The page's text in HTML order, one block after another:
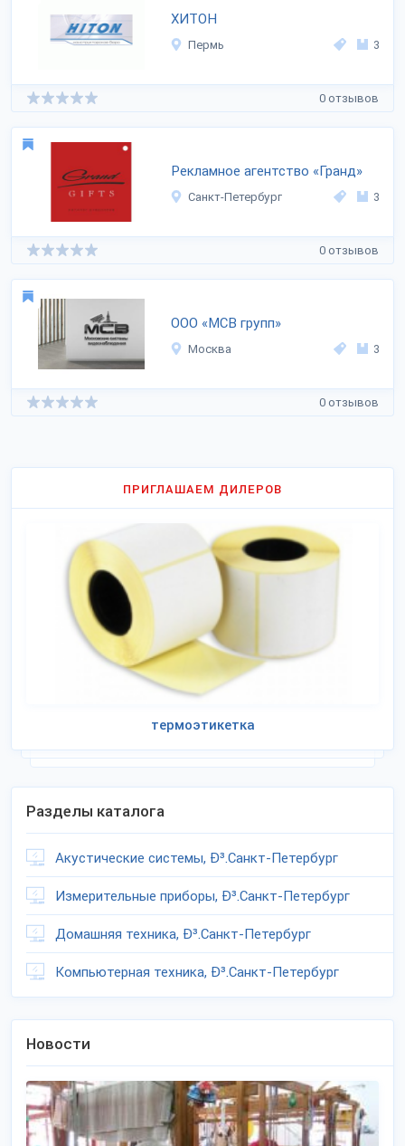
ХИТОН
Пермь 3
0 отзывов
Рекламное агентство «Гранд»
Санкт-Петербург 3
0 отзывов
ООО «МСВ групп»
Москва 3
0 отзывов
ПРИГЛАШАЕМ ДИЛЕРОВ
термоэтикетка
Разделы каталога
Акустические системы, Ð³.Санкт-Петербург
Измерительные приборы, Ð³.Санкт-Петербург
Домашняя техника, Ð³.Санкт-Петербург
Компьютерная техника, Ð³.Санкт-Петербург
Новости